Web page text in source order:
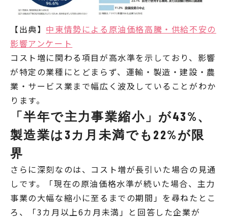
【出典】 中東情勢による原油価格高騰・供給不安の
影響アンケート
コスト増に関わる項目が高水準を示しており、影響
が特定の業種にとどまらず、運輸・製造・建設・農
業・サービス業まで幅広く波及していることがわか
ります。
「半年で主力事業縮小」が43%、
製造業は3カ月未満でも22%が限
界
さらに深刻なのは、コスト増が長引いた場合の見通
しです。「現在の原油価格水準が続いた場合、主力
事業の大幅な縮小に至るまでの期間」を尋ねたとこ
ろ、「3カ月以上6カ月未満」と回答した企業が